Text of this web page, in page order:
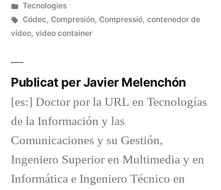
per
Publicat
en
Tecnologies
Etiquetes:
Códec, Compresión, Compressió, contenedor de
vídeo, video container
Publicat per Javier Melenchón
[es:] Doctor por la URL en Tecnologías
de la Información y las
Comunicaciones y su Gestión,
Ingeniero Superior en Multimedia y en
Informática e Ingeniero Técnico en